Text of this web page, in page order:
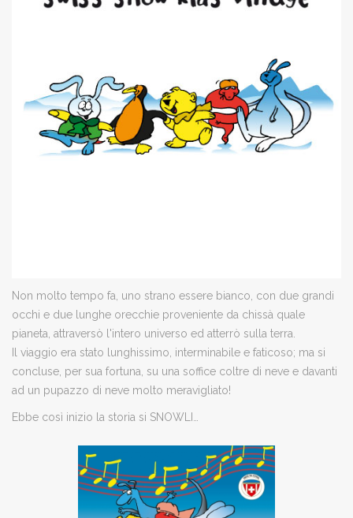
Non molto tempo fa, uno strano essere bianco, con due grandi
occhi e due lunghe orecchie proveniente da chissà quale
pianeta, attraversò l'intero universo ed atterrò sulla terra.
Il viaggio era stato lunghissimo, interminabile e faticoso; ma si
concluse, per sua fortuna, su una soffice coltre di neve e davanti
ad un pupazzo di neve molto meravigliato!
Ebbe così inizio la storia si SNOWLI…